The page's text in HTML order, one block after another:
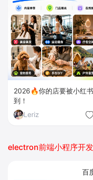
2026🔥你的店要被小红
到！
Leriz
electron前端小程序开发
百